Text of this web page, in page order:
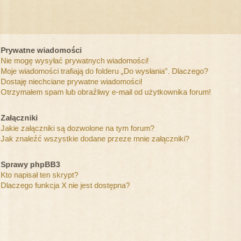
Prywatne wiadomości
Nie mogę wysyłać prywatnych wiadomości!
Moje wiadomości trafiają do folderu „Do wysłania”. Dlaczego?
Dostaję niechciane prywatne wiadomości!
Otrzymałem spam lub obraźliwy e-mail od użytkownika forum!
Załączniki
Jakie załączniki są dozwolone na tym forum?
Jak znaleźć wszystkie dodane przeze mnie załączniki?
Sprawy phpBB3
Kto napisał ten skrypt?
Dlaczego funkcja X nie jest dostępna?